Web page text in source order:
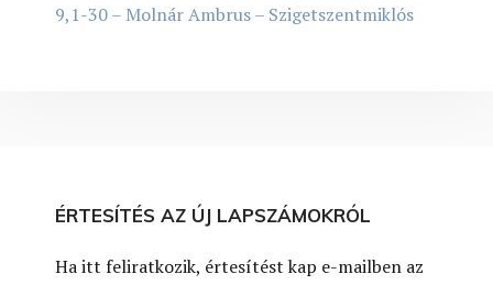
9,1-30 – Molnár Ambrus – Szigetszentmiklós
ÉRTESÍTÉS AZ ÚJ LAPSZÁMOKRÓL
Ha itt feliratkozik, értesítést kap e-mailben az